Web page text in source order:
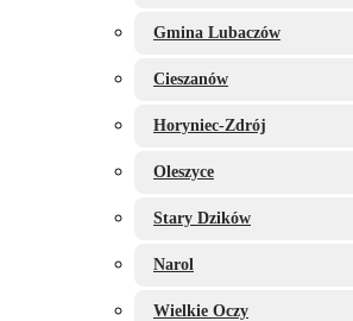
Gmina Lubaczów
Cieszanów
Horyniec-Zdrój
Oleszyce
Stary Dzików
Narol
Wielkie Oczy